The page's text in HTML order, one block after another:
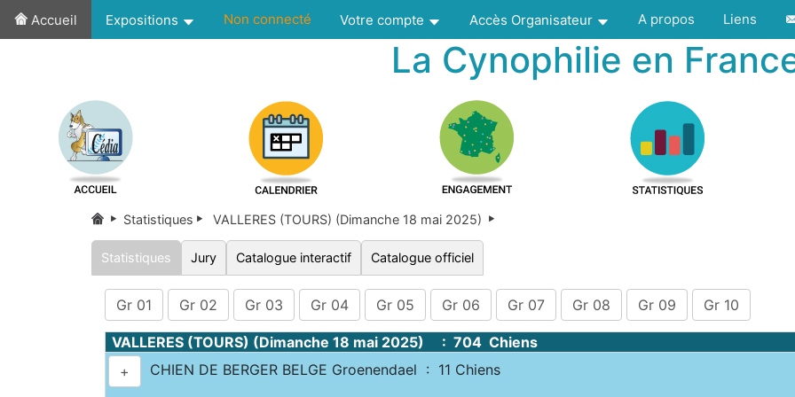
Accueil Expositions Non connecté Votre compte Accès Organisateur A propos Liens
La Cynophilie en
Statistiques VALLERES (TOURS) (Dimanche 18 mai 2025)
Statistiques Jury Catalogue interactif Catalogue officiel
Gr 01 Gr 02 Gr 03 Gr 04 Gr 05 Gr 06 Gr 07 Gr 08 Gr 09 Gr 10
VALLERES (TOURS) (Dimanche 18 mai 2025) : 704 Chiens
+
CHIEN DE BERGER BELGE Groenendael : 11 Chiens